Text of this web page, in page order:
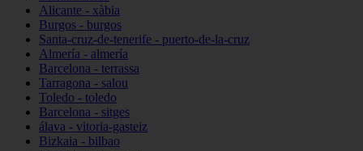
Alicante - xàbia
Burgos - burgos
Santa-cruz-de-tenerife - puerto-de-la-cruz
Almería - almería
Barcelona - terrassa
Tarragona - salou
Toledo - toledo
Barcelona - sitges
álava - vitoria-gasteiz
Bizkaia - bilbao